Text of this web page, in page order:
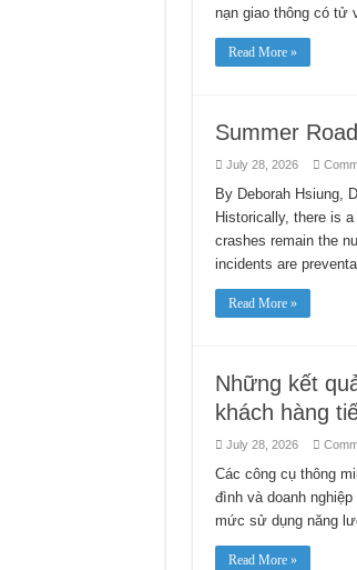
nạn giao thông có tử
Read More »
Summer
July 28, 2026
By Deborah Hsiung,
Historically, there is
crashes remain the
incidents are
Read More »
Những kết
khách hàng
July 28, 2026
Các công cụ thông
đình và doanh
mức sử dụng năng
Read More »